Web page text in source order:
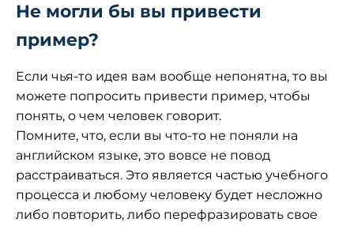
Не могли бы вы привести
пример?
Если чья-то идея вам вообще непонятна, то вы
можете попросить привести пример, чтобы
понять, о чем человек говорит.
Помните, что, если вы что-то не поняли на
английском языке, это вовсе не повод
расстраиваться. Это является частью учебного
процесса и любому человеку будет несложно
либо повторить, либо перефразировать свое